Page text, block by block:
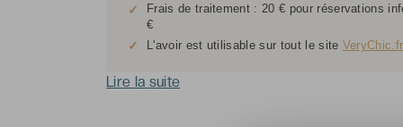
✓
Frais de traitement : 20 € pour réservations
€
✓ L'avoir est utilisable sur tout le site VeryChic.fr
Lire la suite